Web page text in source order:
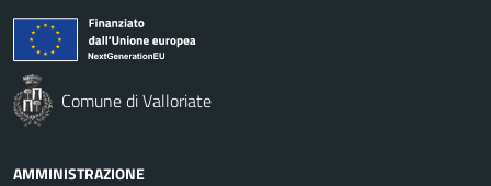
Comune di Valloriate
AMMINISTRAZIONE